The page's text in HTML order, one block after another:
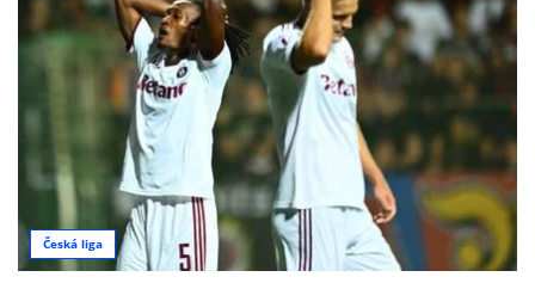
Česká liga